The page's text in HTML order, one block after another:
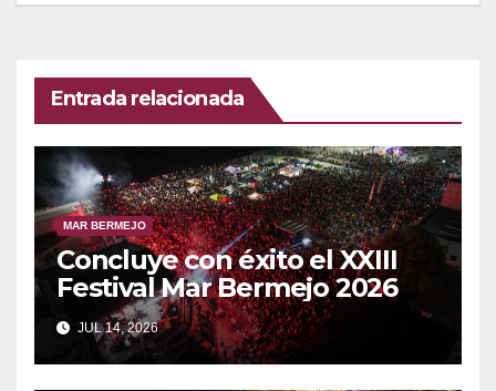
Entrada relacionada
MAR BERMEJO
Concluye con éxito el XXIII
Festival Mar Bermejo 2026
JUL 14, 2026